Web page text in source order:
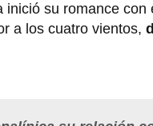
su romance con
a los cuatro vientos,